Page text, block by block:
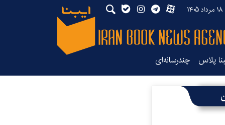
پلاس چندرسانه‌ای